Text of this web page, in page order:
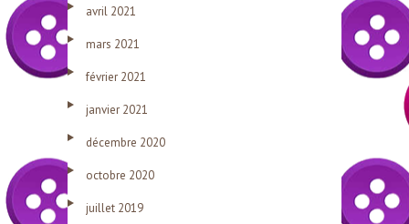
avril 2021
mars 2021
février 2021
janvier 2021
décembre 2020
octobre 2020
juillet 2019